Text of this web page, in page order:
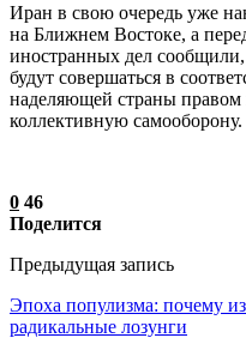
Иран в свою очередь уже
на Ближнем Востоке, а
иностранных дел
будут совершаться в
наделяющей страны
коллективную самооборону.
0 46
Поделится
Предыдущая запись
Эпоха популизма: почему
радикальные лозунги